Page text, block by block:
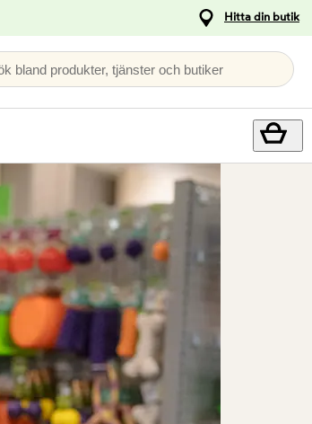
Hitta din butik
bland produkter, tjänster och butiker